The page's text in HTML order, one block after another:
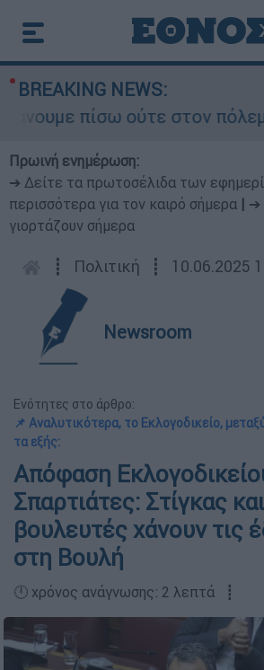
BREAKING NEWS:
πίσω ούτε στον πόλεμο
Πρωινή ενημέρωση:
➔ Δείτε τα πρωτοσέλιδα των
περισσότερα για τον καιρό σήμερα
➔
γιορτάζουν σήμερα
┋ Πολιτική ┋ 10.06.2025
Newsroom
Ενότητες στο άρθρο:
📌 Αναλυτικότερα, το Εκλογοδικείο,
τα εξής:
Απόφαση
Σπαρτιάτες: Στίγκας
βουλευτές χάνουν τις
στη Βουλή
🕛 χρόνος ανάγνωσης: 2 λεπτά ┋